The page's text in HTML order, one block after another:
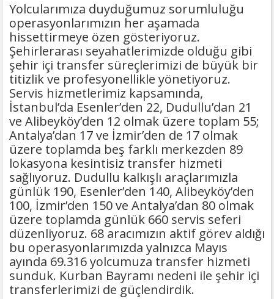
Yolcularımıza duyduğumuz sorumluluğu
operasyonlarımızın her aşamada
hissettirmeye özen gösteriyoruz.
Şehirlerarası seyahatlerimizde olduğu gibi
şehir içi transfer süreçlerimizi de büyük bir
titizlik ve profesyonellikle yönetiyoruz.
Servis hizmetlerimiz kapsamında,
İstanbul’da Esenler’den 22, Dudullu’dan 21
ve Alibeyköy’den 12 olmak üzere toplam 55;
Antalya’dan 17 ve İzmir’den de 17 olmak
üzere toplamda beş farklı merkezden 89
lokasyona kesintisiz transfer hizmeti
sağlıyoruz. Dudullu kalkışlı araçlarımızla
günlük 190, Esenler’den 140, Alibeyköy’den
100, İzmir’den 150 ve Antalya’dan 80 olmak
üzere toplamda günlük 660 servis seferi
düzenliyoruz. 68 aracımızın aktif görev aldığı
bu operasyonlarımızda yalnızca Mayıs
ayında 69.316 yolcumuza transfer hizmeti
sunduk. Kurban Bayramı nedeni ile şehir içi
transferlerimizi de güçlendirdik.